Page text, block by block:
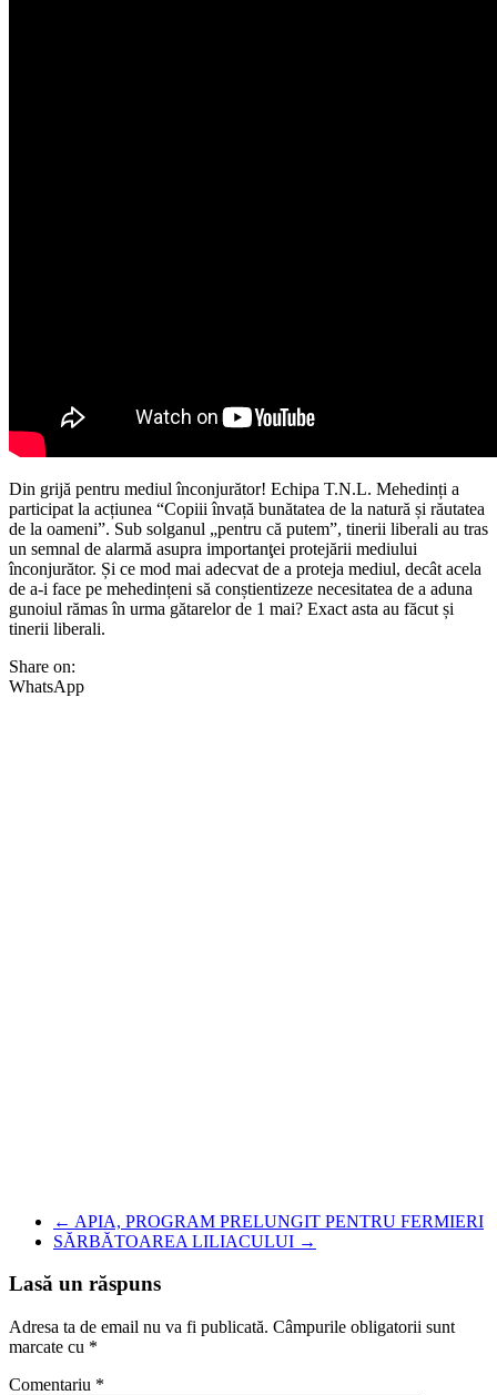
Din grijă pentru mediul înconjurător! Echipa T.N.L. Mehedinți a
participat la acțiunea “Copiii învață bunătatea de la natură și răutatea
de la oameni”. Sub solganul „pentru că putem”, tinerii liberali au tras
un semnal de alarmă asupra importanţei protejării mediului
înconjurător. Și ce mod mai adecvat de a proteja mediul, decât acela
de a-i face pe mehedințeni să conștientizeze necesitatea de a aduna
gunoiul rămas în urma gătarelor de 1 mai? Exact asta au făcut și
tinerii liberali.
Share on:
WhatsApp
← APIA, PROGRAM PRELUNGIT PENTRU FERMIERI
SĂRBĂTOAREA LILIACULUI →
Lasă un răspuns
Adresa ta de email nu va fi publicată. Câmpurile obligatorii sunt
marcate cu *
Comentariu *